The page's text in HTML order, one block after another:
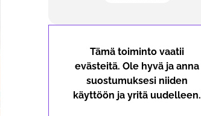
Tämä toiminto vaatii
evästeitä. Ole hyvä ja anna
suostumuksesi niiden
käyttöön ja yritä uudelleen.